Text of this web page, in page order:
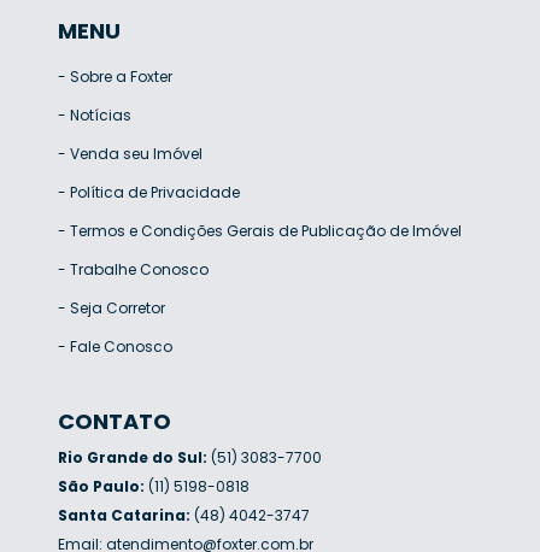
MENU
- Sobre a Foxter
- Notícias
- Venda seu Imóvel
- Política de Privacidade
- Termos e Condições Gerais de Publicação de Imóvel
- Trabalhe Conosco
- Seja Corretor
- Fale Conosco
CONTATO
Rio Grande do Sul: (51) 3083-7700
São Paulo: (11) 5198-0818
Santa Catarina: (48) 4042-3747
Email: atendimento@foxter.com.br